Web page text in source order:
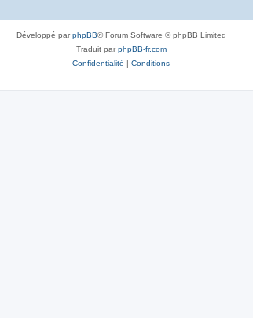
Développé parphpBB® Forum Software © phpBB Limited
Traduit parphpBB-fr.com
Confidentialité | Conditions